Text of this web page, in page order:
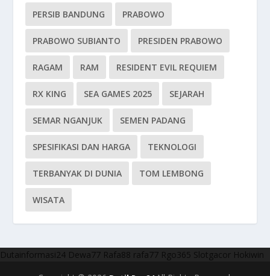
PERSIB BANDUNG PRABOWO
PRABOWO SUBIANTO PRESIDEN PRABOWO
RAGAM RAM RESIDENT EVIL REQUIEM
RX KING SEA GAMES 2025 SEJARAH
SEMAR NGANJUK SEMEN PADANG
SPESIFIKASI DAN HARGA TEKNOLOGI
TERBANYAK DI DUNIA TOM LEMBONG
WISATA
Dutainformasi24 Dewa77 Rafa88 rafa77 Rgo365 Slotgacor Hokiwin